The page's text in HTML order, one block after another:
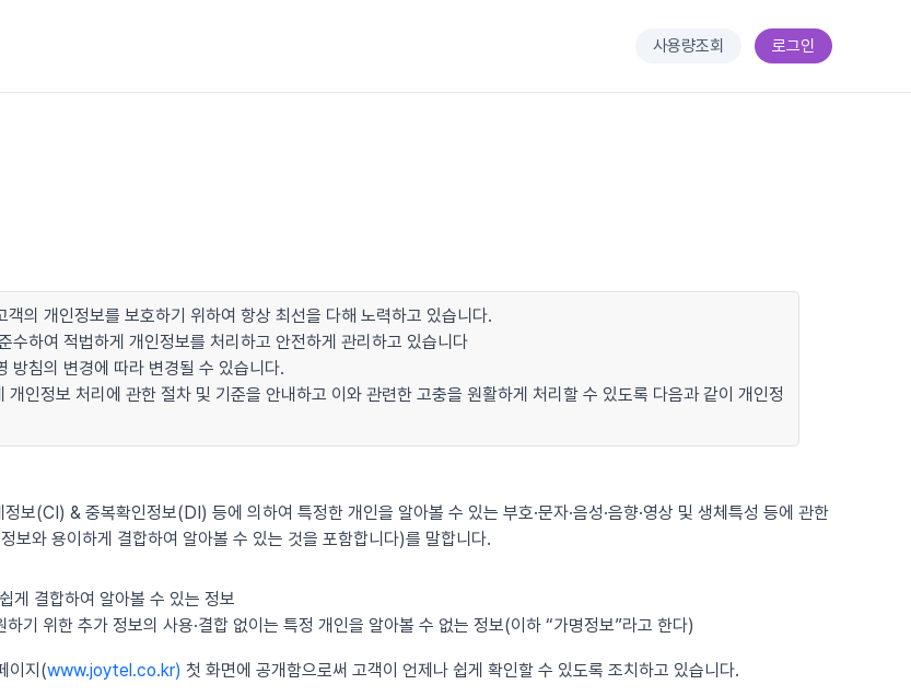
사용량조회 로그인
의 개인정보를 보호하기 위하여 항상 최선을 다해 노력하고 있습니다.
수하여 적법하게 개인정보를 처리하고 안전하게 관리하고 있습니다
방침의 변경에 따라 변경될 수 있습니다.
개인정보 처리에 관한 절차 및 기준을 안내하고 이와 관련한 고충을 원활하게 처리할 수 있도록 다음과 같이 개인정
보(CI) & 중복확인정보(DI) 등에 의하여 특정한 개인을 알아볼 수 있는 부호·문자·음성·음향·영상 및 생체특성 등에 관한
보와 용이하게 결합하여 알아볼 수 있는 것을 포함합니다)를 말합니다.
게 결합하여 알아볼 수 있는 정보
기 위한 추가 정보의 사용·결합 없이는 특정 개인을 알아볼 수 없는 정보(이하 “가명정보”라고 한다)
이지(www.joytel.co.kr) 첫 화면에 공개함으로써 고객이 언제나 쉽게 확인할 수 있도록 조치하고 있습니다.